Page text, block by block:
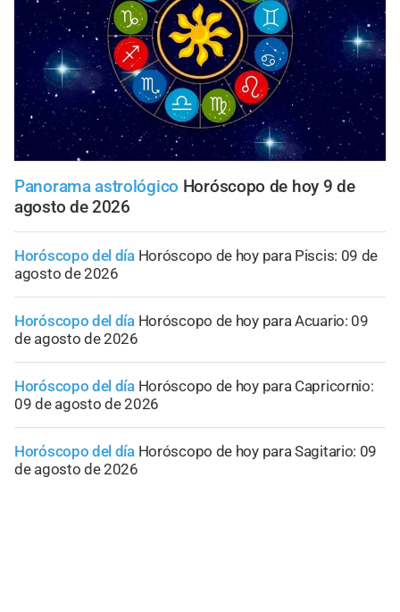
Panorama astrológico Horóscopo de hoy 9 de
agosto de 2026
Horóscopo del día Horóscopo de hoy para Piscis: 09 de
agosto de 2026
Horóscopo del día Horóscopo de hoy para Acuario: 09
de agosto de 2026
Horóscopo del día Horóscopo de hoy para Capricornio:
09 de agosto de 2026
Horóscopo del día Horóscopo de hoy para Sagitario: 09
de agosto de 2026